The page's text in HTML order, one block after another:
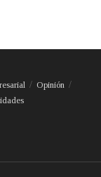
Opinión